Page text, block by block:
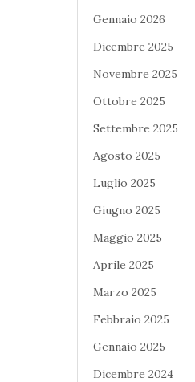
Gennaio 2026
Dicembre 2025
Novembre 2025
Ottobre 2025
Settembre 2025
Agosto 2025
Luglio 2025
Giugno 2025
Maggio 2025
Aprile 2025
Marzo 2025
Febbraio 2025
Gennaio 2025
Dicembre 2024